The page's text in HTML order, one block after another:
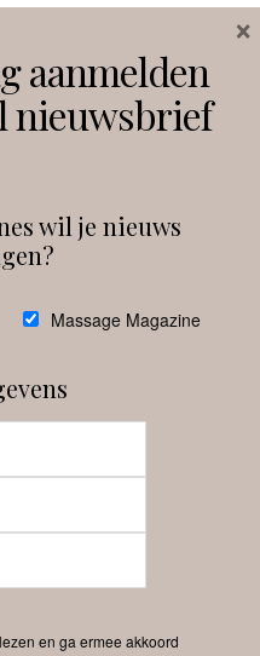
Facebook
aanmelden
nieuwsbrief
wil je nieuws
Massage Magazine
en ga ermee akkoord
×